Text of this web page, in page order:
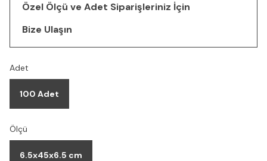
Özel Ölçü ve Adet Siparişleriniz İçin
Bize Ulaşın
Adet
100 Adet
Ölçü
6.5x45x6.5 cm